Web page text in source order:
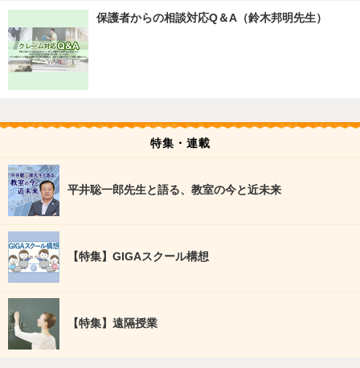
保護者からの相談対応Q＆A（鈴木邦明先生）
特集・連載
平井聡一郎先生と語る、教室の今と近未来
【特集】GIGAスクール構想
【特集】遠隔授業